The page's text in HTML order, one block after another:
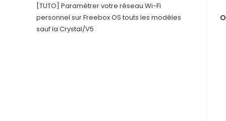
[TUTO] Paramétrer votre réseau Wi-Fi
personnel sur Freebox OS touts les modèles
sauf la Crystal/V5